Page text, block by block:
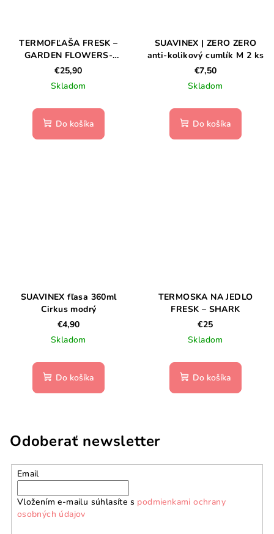
TERMOFĽAŠA FRESK –
GARDEN FLOWERS-
350ML
€25,90
Skladom
Do košíka
SUAVINEX | ZERO ZERO
anti-kolikový cumlík M 2 ks
€7,50
Skladom
Do košíka
SUAVINEX fľasa 360ml
Cirkus modrý
€4,90
Skladom
Do košíka
TERMOSKA NA JEDLO
FRESK – SHARK
€25
Skladom
Do košíka
Odoberať newsletter
Email
Vložením e-mailu súhlasíte s podmienkami ochrany
osobných údajov